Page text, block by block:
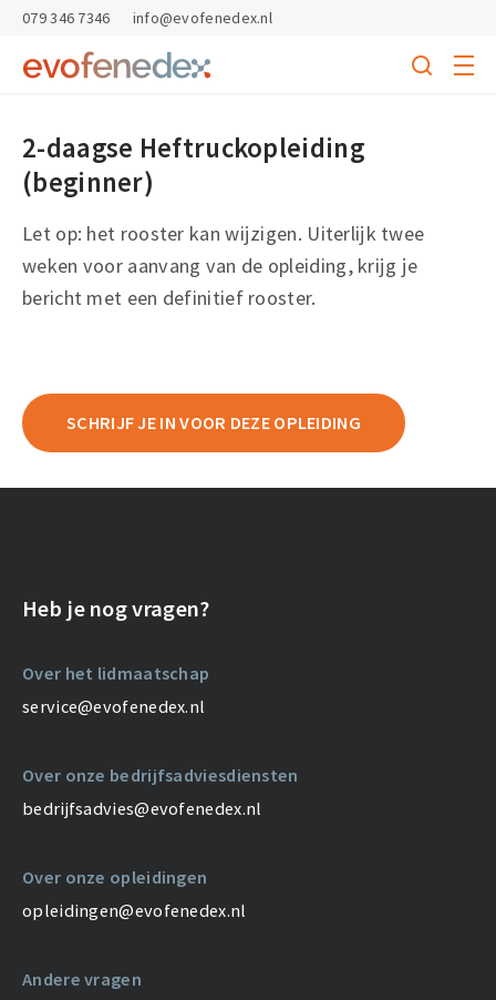
skipToContent
skipToFooter
Return
homepage
Search
menu
079 346 7346 info@evofenedex.nl
2-daagse Heftruckopleiding
(beginner)
Let op: het rooster kan wijzigen. Uiterlijk twee
weken voor aanvang van de opleiding, krijg je
bericht met een definitief rooster.
SCHRIJF JE IN VOOR DEZE OPLEIDING
Heb je nog vragen?
Over het lidmaatschap
service@evofenedex.nl
Over onze bedrijfsadviesdiensten
bedrijfsadvies@evofenedex.nl
Over onze opleidingen
opleidingen@evofenedex.nl
Andere vragen